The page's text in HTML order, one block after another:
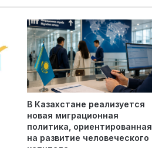
В Казахстане реализуется
новая миграционная
политика, ориентированная
на развитие человеческого